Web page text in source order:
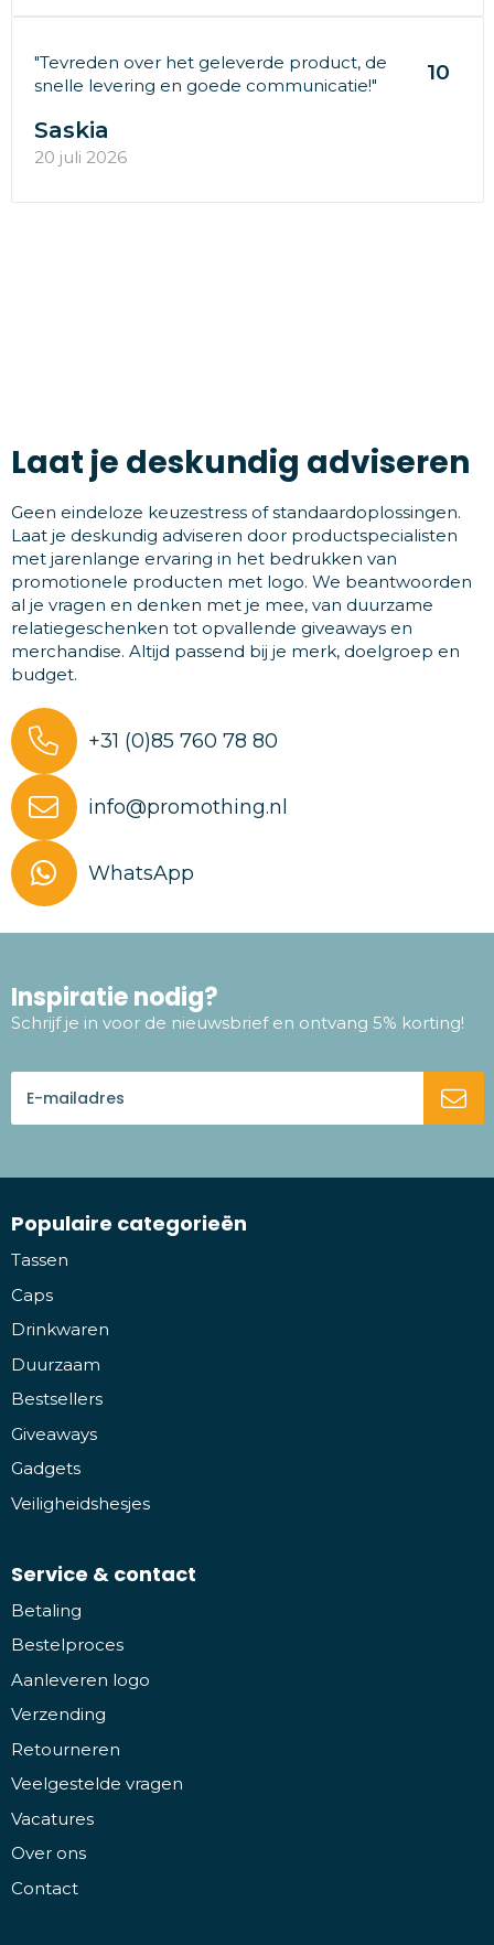
"Tevreden over het geleverde product, de
snelle levering en goede communicatie!"
10
Saskia
20 juli 2026
Laat je deskundig adviseren
Geen eindeloze keuzestress of standaardoplossingen.
Laat je deskundig adviseren door productspecialisten
met jarenlange ervaring in het bedrukken van
promotionele producten met logo. We beantwoorden
al je vragen en denken met je mee, van duurzame
relatiegeschenken tot opvallende giveaways en
merchandise. Altijd passend bij je merk, doelgroep en
budget.
+31 (0)85 760 78 80
info@promothing.nl
WhatsApp
Inspiratie nodig?
Schrijf je in voor de nieuwsbrief en ontvang 5% korting!
Populaire categorieën
Tassen
Caps
Drinkwaren
Duurzaam
Bestsellers
Giveaways
Gadgets
Veiligheidshesjes
Service & contact
Betaling
Bestelproces
Aanleveren logo
Verzending
Retourneren
Veelgestelde vragen
Vacatures
Over ons
Contact